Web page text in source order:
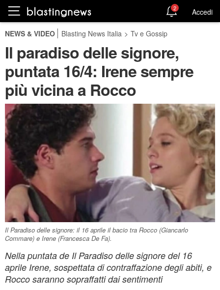
2 Accedi
NEWS & VIDEO Blasting News Italia > Tv e Gossip
Il paradiso delle signore,
puntata 16/4: Irene sempre
più vicina a Rocco
Il Paradiso delle signore: il 16 aprile il bacio tra Rocco (Giancarlo
Commare) e Irene (Francesca De Fa).
Nella puntata de Il Paradiso delle signore del 16
aprile Irene, sospettata di contraffazione degli abiti, e
Rocco saranno sopraffatti dai sentimenti